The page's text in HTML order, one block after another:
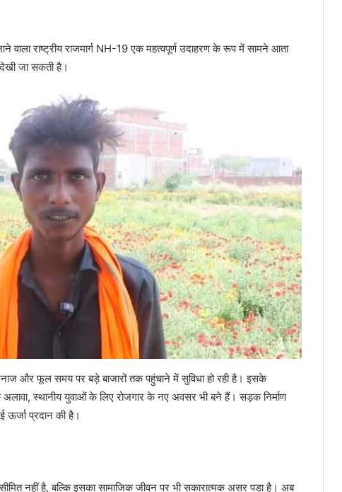
राष्ट्रीय राजमार्ग NH-19 एक महत्वपूर्ण उदाहरण के रूप में सामने आता
जा सकती है।
और फूल समय पर बड़े बाजारों तक पहुंचाने में सुविधा हो रही है। इसके
स्थानीय युवाओं के लिए रोजगार के नए अवसर भी बने हैं। सड़क निर्माण
ऊर्जा प्रदान की है।
नहीं है, बल्कि इसका सामाजिक जीवन पर भी सकारात्मक असर पड़ा है। अब